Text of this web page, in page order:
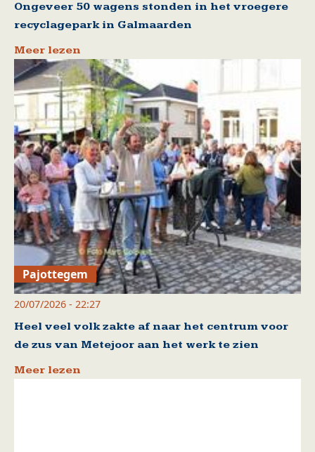
Ongeveer 50 wagens stonden in het vroegere
recyclagepark in Galmaarden
Meer lezen
Pajottegem
20/07/2026 - 22:27
Heel veel volk zakte af naar het centrum voor
de zus van Metejoor aan het werk te zien
Meer lezen